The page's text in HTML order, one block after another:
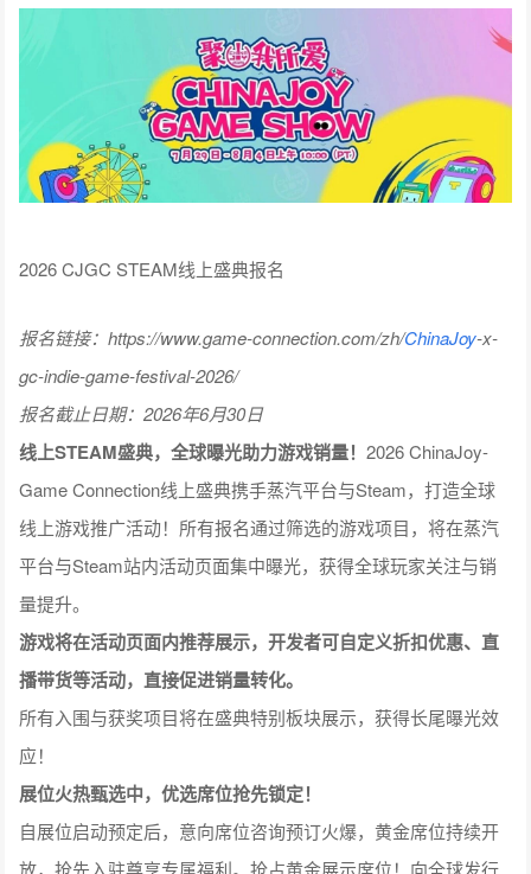
2026 CJGC STEAM线上盛典报名
报名链接：https://www.game-connection.com/zh/
报名截止日期：2026年6月30日
线上STEAM盛典，全球曝光助力游戏销量！
Game Connection线上盛典携手蒸汽平台与Steam，打造全球
线上游戏推广活动！所有报名通过筛选的游戏项目，将在蒸汽
平台与Steam站内活动页面集中曝光，获得全球玩家关注与销
量提升。
游戏将在活动页面内推荐展示，开发者可自定义折扣优惠、直
播带货等活动，直接促进销量转化。
所有入围与获奖项目将在盛典特别板块展示，获得长尾曝光效
应！
展位火热甄选中，优选席位抢先锁定！
自展位启动预定后，意向席位咨询预订火爆，黄金席位持续开
放，抢先入驻尊享专属福利。抢占黄金展示席位！向全球发行
商、投资人、媒体展示您的项目，赢取更多商务合作机会！联
系我们，了解赞助与参展详情！